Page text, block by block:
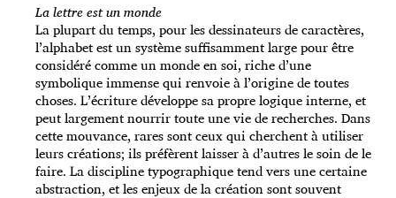
La lettre est un monde
La plupart du temps, pour les dessinateurs de caractères,
l’alphabet est un système suffisamment large pour être
considéré comme un monde en soi, riche d’une
symbolique immense qui renvoie à l’origine de toutes
choses. L’écriture développe sa propre logique interne, et
peut largement nourrir toute une vie de recherches. Dans
cette mouvance, rares sont ceux qui cherchent à utiliser
leurs créations; ils préfèrent laisser à d’autres le soin de le
faire. La discipline typographique tend vers une certaine
abstraction, et les enjeux de la création sont souvent